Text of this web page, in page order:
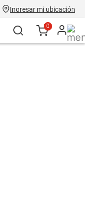
Ingresar mi ubicación
0